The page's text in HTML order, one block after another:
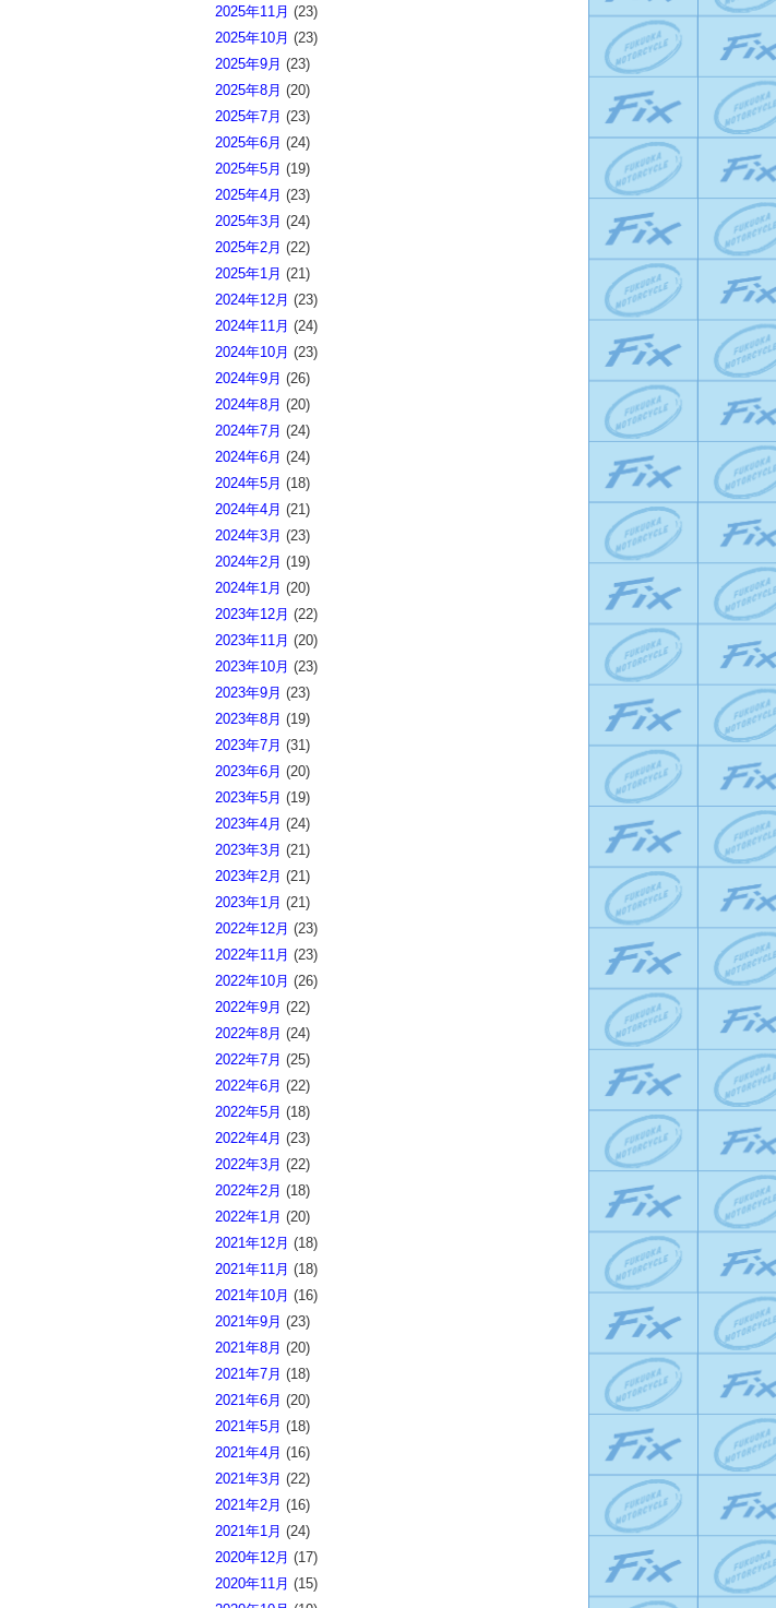
2025年11月 (23)
2025年10月 (23)
2025年9月 (23)
2025年8月 (20)
2025年7月 (23)
2025年6月 (24)
2025年5月 (19)
2025年4月 (23)
2025年3月 (24)
2025年2月 (22)
2025年1月 (21)
2024年12月 (23)
2024年11月 (24)
2024年10月 (23)
2024年9月 (26)
2024年8月 (20)
2024年7月 (24)
2024年6月 (24)
2024年5月 (18)
2024年4月 (21)
2024年3月 (23)
2024年2月 (19)
2024年1月 (20)
2023年12月 (22)
2023年11月 (20)
2023年10月 (23)
2023年9月 (23)
2023年8月 (19)
2023年7月 (31)
2023年6月 (20)
2023年5月 (19)
2023年4月 (24)
2023年3月 (21)
2023年2月 (21)
2023年1月 (21)
2022年12月 (23)
2022年11月 (23)
2022年10月 (26)
2022年9月 (22)
2022年8月 (24)
2022年7月 (25)
2022年6月 (22)
2022年5月 (18)
2022年4月 (23)
2022年3月 (22)
2022年2月 (18)
2022年1月 (20)
2021年12月 (18)
2021年11月 (18)
2021年10月 (16)
2021年9月 (23)
2021年8月 (20)
2021年7月 (18)
2021年6月 (20)
2021年5月 (18)
2021年4月 (16)
2021年3月 (22)
2021年2月 (16)
2021年1月 (24)
2020年12月 (17)
2020年11月 (15)